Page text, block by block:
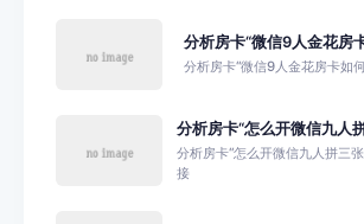
分析房卡“微信9人金花房
分析房卡“微信9人金花房卡如
分析房卡“怎么开微信九人
分析房卡“怎么开微信九人拼三
接